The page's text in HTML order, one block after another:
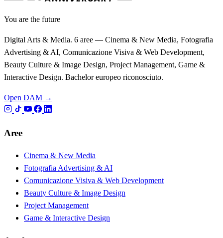
You are the future
Digital Arts & Media. 6 aree — Cinema & New Media, Fotografia
Advertising & AI, Comunicazione Visiva & Web Development,
Beauty Culture & Image Design, Project Management, Game &
Interactive Design. Bachelor europeo riconosciuto.
Open DAM →
Aree
Cinema & New Media
Fotografia Advertising & AI
Comunicazione Visiva & Web Development
Beauty Culture & Image Design
Project Management
Game & Interactive Design